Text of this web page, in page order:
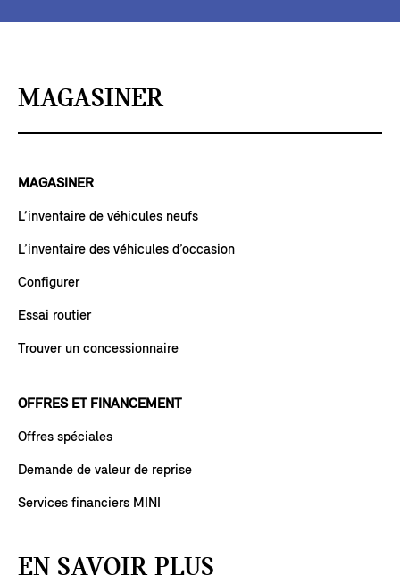
MAGASINER
MAGASINER
L’inventaire de véhicules neufs
L’inventaire des véhicules d’occasion
Configurer
Essai routier
Trouver un concessionnaire
OFFRES ET FINANCEMENT
Offres spéciales
Demande de valeur de reprise
Services financiers MINI
EN SAVOIR PLUS